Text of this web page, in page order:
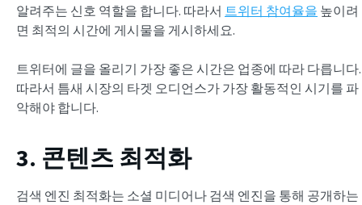
알려주는 신호 역할을 합니다. 따라서 트위터 참여율을 높이려
면 최적의 시간에 게시물을 게시하세요.
트위터에 글을 올리기 가장 좋은 시간은 업종에 따라 다릅니다.
따라서 틈새 시장의 타겟 오디언스가 가장 활동적인 시기를 파
악해야 합니다.
3. 콘텐츠 최적화
검색 엔진 최적화는 소셜 미디어나 검색 엔진을 통해 공개하는